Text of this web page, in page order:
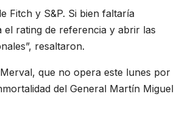
Fitch y S&P. Si bien faltaría
el rating de referencia y abrir las
resaltaron.
que no opera este lunes por
del General Martín Miguel